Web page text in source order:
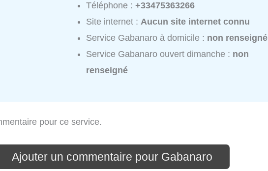
Téléphone :+33475363266
Site internet :Aucun site internet connu
Service Gabanaro à domicile : non renseigné
Service Gabanaro ouvert dimanche : non
renseigné
pour ce service.
Ajouter un commentaire pour Gabanaro